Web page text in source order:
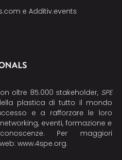
e Additiv.events
oltre 85.000 stakeholder, SPE
plastica di tutto il mondo
e a rafforzare le loro
eventi, formazione e
Per maggiori
www.4spe.org.